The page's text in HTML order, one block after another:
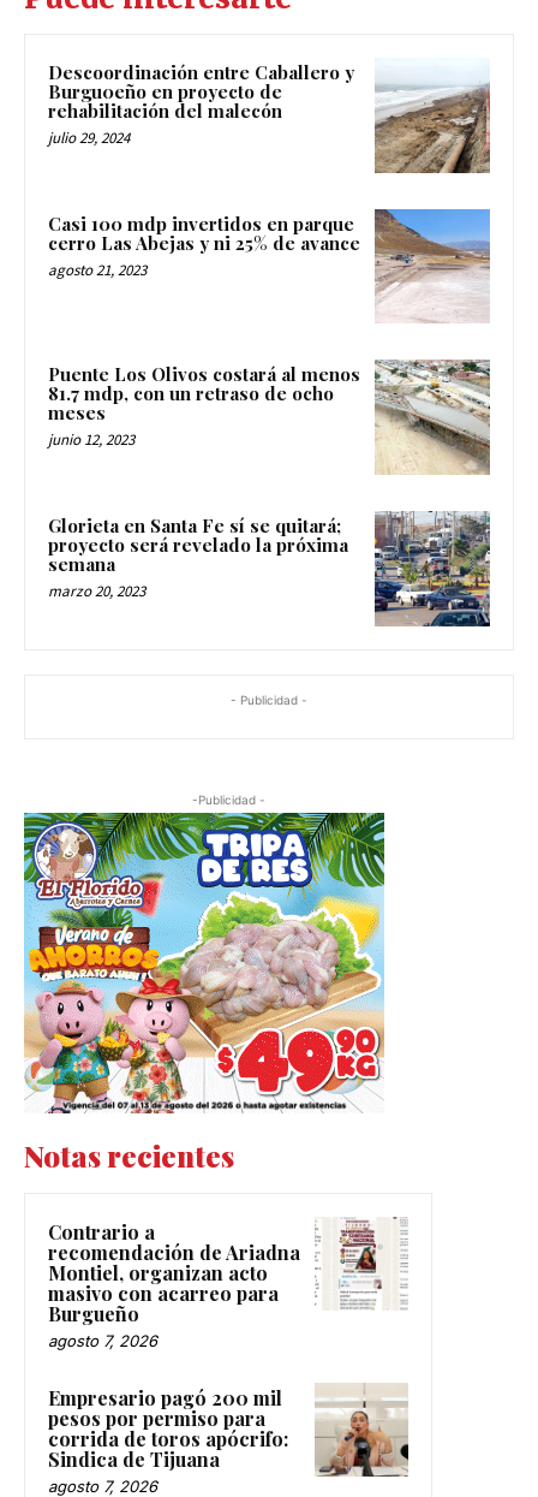
Descoordinación entre Caballero y
Burgu0eño en proyecto de
rehabilitación del malecón
julio 29, 2024
Casi 100 mdp invertidos en parque
cerro Las Abejas y ni 25% de avance
agosto 21, 2023
Puente Los Olivos costará al menos
81.7 mdp, con un retraso de ocho
meses
junio 12, 2023
Glorieta en Santa Fe sí se quitará;
proyecto será revelado la próxima
semana
marzo 20, 2023
- Publicidad -
-Publicidad -
Notas recientes
Contrario a
recomendación de Ariadna
Montiel, organizan acto
masivo con acarreo para
Burgueño
agosto 7, 2026
Empresario pagó 200 mil
pesos por permiso para
corrida de toros apócrifo:
Sindica de Tijuana
agosto 7, 2026